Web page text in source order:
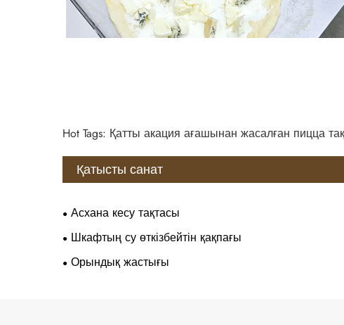
Hot Tags: Қатты акация ағашынан жасалған пицца
Қатысты санат
Асхана кесу тақтасы
Шкафтың су өткізбейтін қақпағы
Орындық жастығы